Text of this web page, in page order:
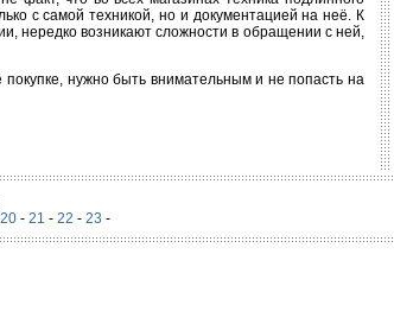
с самой техникой, но и документацией на неё. К
нередко возникают сложности в обращении с ней,
покупке, нужно быть внимательным и не попасть на
20- 21 - 22 - 23 -